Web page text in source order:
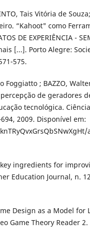
Tais Vitória de
“Kahoot" como
DE EXPERIÊNCIA -
[...]. Porto Alegre:
575.
Foggiatto ; BAZZO,
de geradores
tecnológica.
2009. Disponível em:
key ingredients for
Education Journal, n.
Design as a Model for
Game Theory Reader 2.